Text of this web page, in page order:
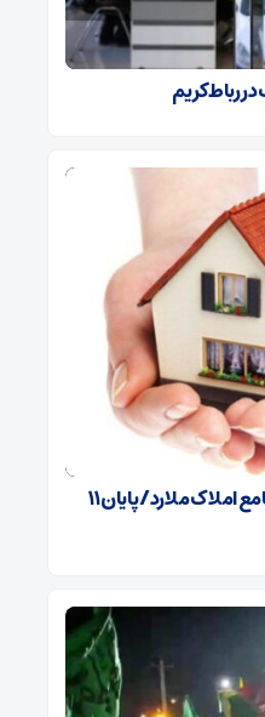
ثبت ۳۷ هزار پارسل در بانک جامع املاک ملارد/ پایان ۱۱